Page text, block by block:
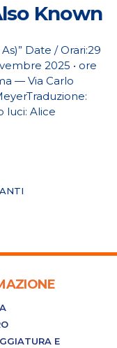
Known
Date / Orari:29
2025 • ore
— Via Carlo
luci: Alice
E